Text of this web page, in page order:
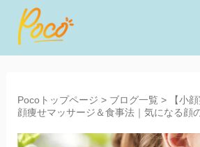
Pocoトップページ > ブログ一覧 >
【小
顔痩せマッサージ＆食事法｜気になる顔